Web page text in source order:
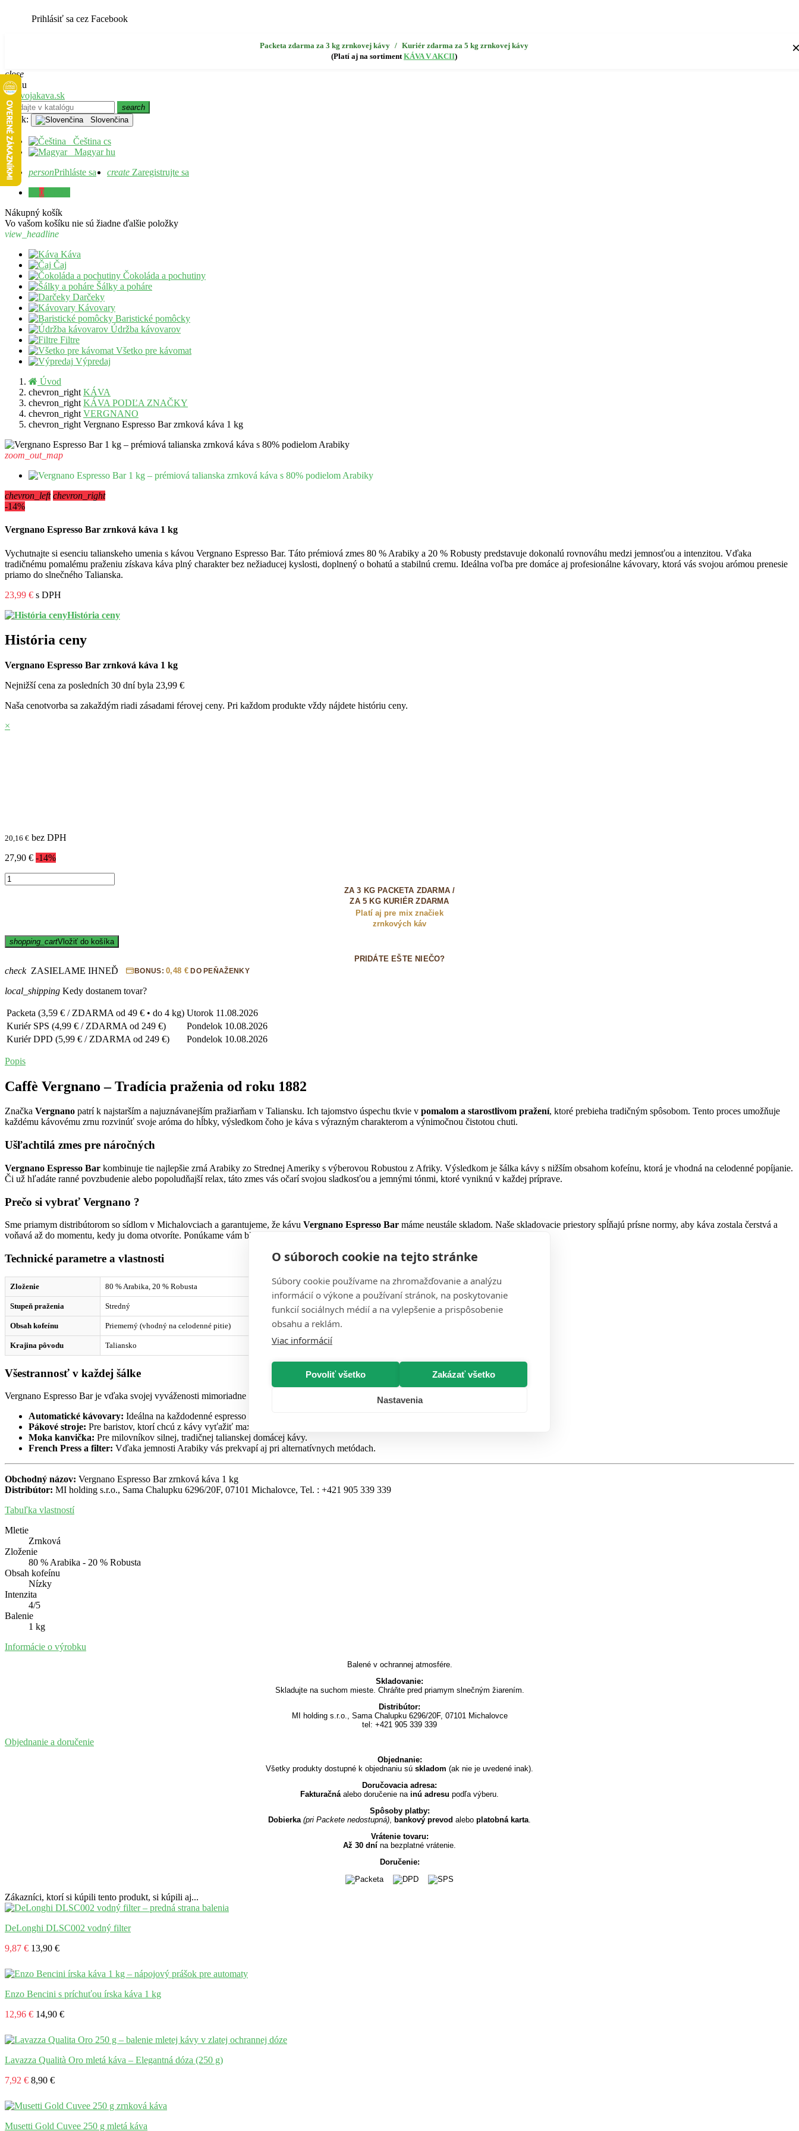
O súboroch cookie na tejto stránke
Súbory cookie používame na zhromažďovanie a analýzu
informácií o výkone a používaní stránok, na poskytovanie
funkcií sociálnych médií a na vylepšenie a prispôsobenie
obsahu a reklám.
Viac informácií
Povoliť všetko Zakázať všetko
Nastavenia
Prihlásiť sa cez Facebook
Packeta zdarma za 3 kg zrnkovej kávy / Kuriér zdarma za 5 kg zrnkovej kávy
(Platí aj na sortimentKÁVA V AKCII)
close
Menu
search
Jazyk: Slovenčina
Čeština cs
Magyar hu
personPrihláste sa create Zaregistrujte sa
0
Nákupný košík
Vo vašom košíku nie sú žiadne ďalšie položky
view_headline
Káva
Čaj
Čokoláda a pochutiny
Šálky a poháre
Darčeky
Kávovary
Baristické pomôcky
Údržba kávovarov
Filtre
Všetko pre kávomat
Výpredaj
Úvod
chevron_right KÁVA
chevron_right KÁVA PODĽA ZNAČKY
chevron_right VERGNANO
chevron_right Vergnano Espresso Bar zrnková káva 1 kg
zoom_out_map
chevron_left chevron_right
-14%
Vergnano Espresso Bar zrnková káva 1 kg
Vychutnajte si esenciu talianskeho umenia s kávou Vergnano Espresso Bar. Táto prémiová zmes 80 % Arabiky a 20 % Robusty predstavuje dokonalú rovnováhu medzi jemnosťou a intenzitou. Vďaka
tradičnému pomalému praženiu získava káva plný charakter bez nežiaducej kyslosti, doplnený o bohatú a stabilnú cremu. Ideálna voľba pre domáce aj profesionálne kávovary, ktorá vás svojou arómou prenesie
priamo do slnečného Talianska.
23,99 € s DPH
História ceny
História ceny
Vergnano Espresso Bar zrnková káva 1 kg
Nejnižší cena za posledních 30 dní byla 23,99 €
Naša cenotvorba sa zakaždým riadi zásadami férovej ceny. Pri každom produkte vždy nájdete históriu ceny.
×
20,16 € bez DPH
27,90 € -14%
ZA 3 KG PACKETA ZDARMA /
ZA 5 KG KURIÉR ZDARMA
Platí aj pre mix značiek
zrnkových káv
shopping_cartVložiť do košíka
PRIDÁTE EŠTE NIEČO?
checkZASIELAME IHNEĎ BONUS:0,48 €DO PEŇAŽENKY
local_shipping Kedy dostanem tovar?
Packeta (3,59 € / ZDARMA od 49 € • do 4 kg) Utorok 11.08.2026
Kuriér SPS (4,99 € / ZDARMA od 249 €)
Pondelok 10.08.2026
Kuriér DPD (5,99 € / ZDARMA od 249 €)
Pondelok 10.08.2026
Popis
Caffè Vergnano – Tradícia praženia od roku 1882
Značka Vergnano patrí k najstarším a najuznávanejším pražiarňam v Taliansku. Ich tajomstvo úspechu tkvie v pomalom a starostlivom pražení, ktoré prebieha tradičným spôsobom. Tento proces umožňuje
každému kávovému zrnu rozvinúť svoje aróma do hĺbky, výsledkom čoho je káva s výrazným charakterom a výnimočnou čistotou chuti.
Ušľachtilá zmes pre náročných
Vergnano Espresso Bar kombinuje tie najlepšie zrná Arabiky zo Strednej Ameriky s výberovou Robustou z Afriky. Výsledkom je šálka kávy s nižším obsahom kofeínu, ktorá je vhodná na celodenné popíjanie.
Či už hľadáte ranné povzbudenie alebo popoludňajší relax, táto zmes vás očarí svojou sladkosťou a jemnými tónmi, ktoré vyniknú v každej príprave.
Prečo si vybrať Vergnano ?
Sme priamym distribútorom so sídlom v Michalovciach a garantujeme, že kávu Vergnano Espresso Bar máme neustále skladom. Naše skladovacie priestory spĺňajú prísne normy, aby káva zostala čerstvá a
voňavá až do momentu, kedy ju doma otvoríte. Ponúkame vám bleskovú expedíciu a férovú cenu za svetovú kvalitu.
Technické parametre a vlastnosti
Zloženie 80 % Arabika, 20 % Robusta
Stupeň praženia Stredný
Obsah kofeínu Priemerný (vhodný na celodenné pitie)
Krajina pôvodu Taliansko
Všestrannosť v každej šálke
Vergnano Espresso Bar je vďaka svojej vyváženosti mimoriadne univerzálna:
Automatické kávovary: Ideálna na každodenné espresso s hustou cremou.
Pákové stroje: Pre baristov, ktorí chcú z kávy vyťažiť maximum arómy.
Moka kanvička: Pre milovníkov silnej, tradičnej talianskej domácej kávy.
French Press a filter: Vďaka jemnosti Arabiky vás prekvapí aj pri alternatívnych metódach.
Obchodný názov: Vergnano Espresso Bar zrnková káva 1 kg
Distribútor: MI holding s.r.o., Sama Chalupku 6296/20F, 07101 Michalovce, Tel. : +421 905 339 339
Tabuľka vlastností
Mletie
Zrnková
Zloženie
80 % Arabika - 20 % Robusta
Obsah kofeínu
Nízky
Intenzita
4/5
Balenie
1 kg
Informácie o výrobku
Balené v ochrannej atmosfére.
Skladovanie:
Skladujte na suchom mieste. Chráňte pred priamym slnečným žiarením.
Distribútor:
MI holding s.r.o., Sama Chalupku 6296/20F, 07101 Michalovce
tel: +421 905 339 339
Objednanie a doručenie
Objednanie:
Všetky produkty dostupné k objednaniu sú skladom (ak nie je uvedené inak).
Doručovacia adresa:
Fakturačnáalebo doručenie na inú adresu podľa výberu.
Spôsoby platby:
Dobierka (pri Packete nedostupná), bankový prevod alebo platobná karta.
Vrátenie tovaru:
Až 30 dní na bezplatné vrátenie.
Doručenie:
Zákazníci, ktorí si kúpili tento produkt, si kúpili aj...
DeLonghi DLSC002 vodný filter
9,87 € 13,90 €
Enzo Bencini s príchuťou írska káva 1 kg
12,96 € 14,90 €
Lavazza Qualità Oro mletá káva – Elegantná dóza (250 g)
7,92 € 8,90 €
Musetti Gold Cuvee 250 g mletá káva